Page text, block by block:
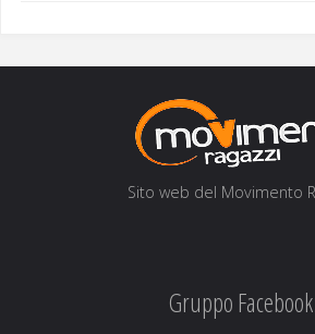
Sito web del Movi­men­to
Gruppo